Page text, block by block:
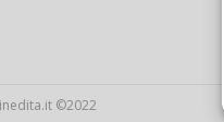
©2022